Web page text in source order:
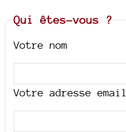
Qui êtes-vous ?
Votre nom
Votre adresse email